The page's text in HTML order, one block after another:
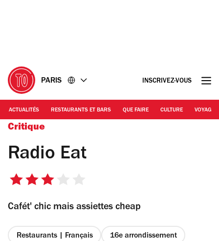
PARIS INSCRIVEZ-VOUS
ACTUALITÉS RESTAURANTS ET BARS QUE FAIRE CULTURE VOYAGE
Critique
Radio Eat
3
5
Cafét' chic mais assiettes cheap
Restaurants | Français 16e arrondissement